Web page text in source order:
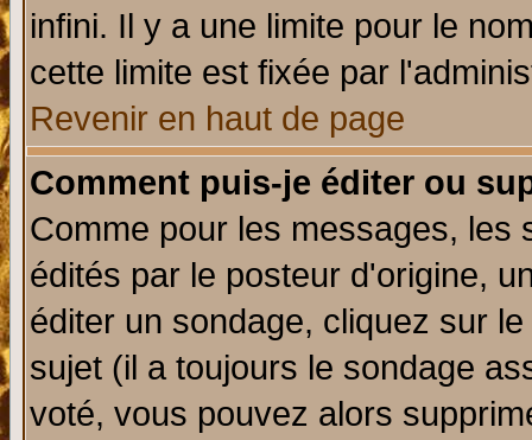
infini. Il y a une limite pour le
cette limite est fixée par
Revenir en haut de page
Comment puis-je éditer ou
Comme pour les messages, les
édités par le posteur d'origine,
éditer un sondage, cliquez sur
sujet (il a toujours le sondage
voté, vous pouvez alors